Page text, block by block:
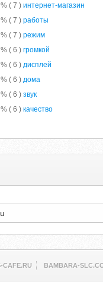
( 7 ) интернет-магазин
( 7 ) работы
( 7 ) режим
( 6 ) громкой
( 6 ) дисплей
( 6 ) дома
( 6 ) звук
( 6 ) качество
CAFE.RU BAMBARA-